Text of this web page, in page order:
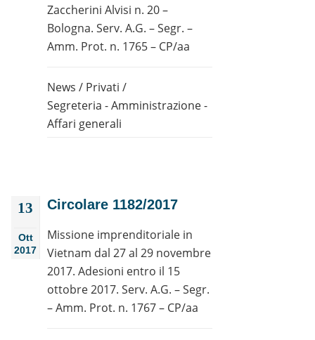
Zaccherini Alvisi n. 20 –
Bologna. Serv. A.G. – Segr. –
Amm. Prot. n. 1765 – CP/aa
News / Privati /
Segreteria - Amministrazione -
Affari generali
13
Ott
2017
Circolare 1182/2017
Missione imprenditoriale in
Vietnam dal 27 al 29 novembre
2017. Adesioni entro il 15
ottobre 2017. Serv. A.G. – Segr.
– Amm. Prot. n. 1767 – CP/aa